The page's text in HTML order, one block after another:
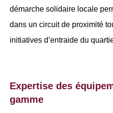
démarche solidaire locale
dans un circuit de proximité
initiatives d’entraide du
Expertise des
gamme